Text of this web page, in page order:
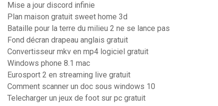
Mise a jour discord infinie
Plan maison gratuit sweet home 3d
Bataille pour la terre du milieu 2 ne se lance pas
Fond décran drapeau anglais gratuit
Convertisseur mkv en mp4 logiciel gratuit
Windows phone 8.1 mac
Eurosport 2 en streaming live gratuit
Comment scanner un doc sous windows 10
Telecharger un jeux de foot sur pc gratuit